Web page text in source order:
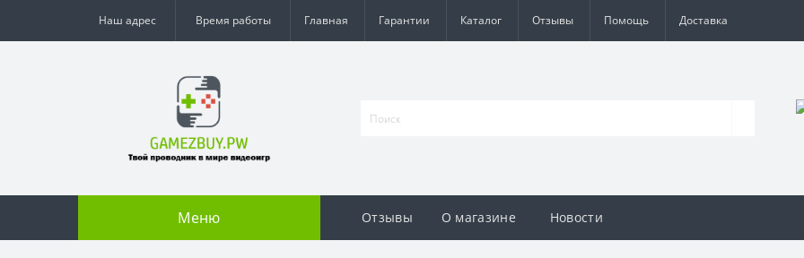
Наш адрес Время работы Главная Гарантии Каталог Отзывы Помощь Доставка
Меню Отзывы О магазине Новости